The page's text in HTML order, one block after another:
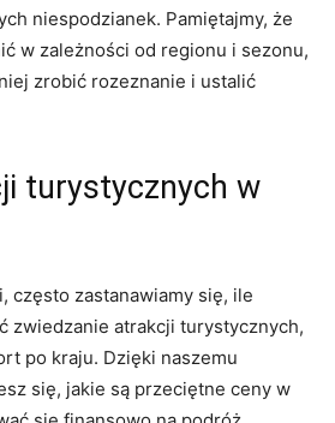
niespodzianek. Pamiętajmy, ‌że
w zależności od regionu i sezonu,
zrobić rozeznanie i ustalić
turystycznych​ w
często zastanawiamy ​się, ile
zwiedzanie atrakcji ⁤turystycznych,
po kraju. ‍Dzięki naszemu
się, jakie są ⁢przeciętne​ ceny w